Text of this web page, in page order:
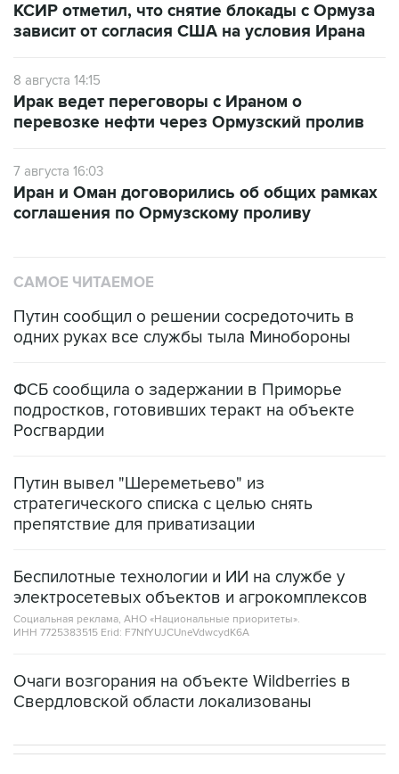
КСИР отметил, что снятие блокады с Ормуза
зависит от согласия США на условия Ирана
8 августа 14:15
Ирак ведет переговоры с Ираном о
перевозке нефти через Ормузский пролив
7 августа 16:03
Иран и Оман договорились об общих рамках
соглашения по Ормузскому проливу
САМОЕ ЧИТАЕМОЕ
Путин сообщил о решении сосредоточить в
одних руках все службы тыла Минобороны
ФСБ сообщила о задержании в Приморье
подростков, готовивших теракт на объекте
Росгвардии
Путин вывел "Шереметьево" из
стратегического списка с целью снять
препятствие для приватизации
Беспилотные технологии и ИИ на службе у
электросетевых объектов и агрокомплексов
Социальная реклама, АНО «Национальные приоритеты».
ИНН 7725383515 Erid: F7NfYUJCUneVdwcydK6A
Очаги возгорания на объекте Wildberries в
Свердловской области локализованы